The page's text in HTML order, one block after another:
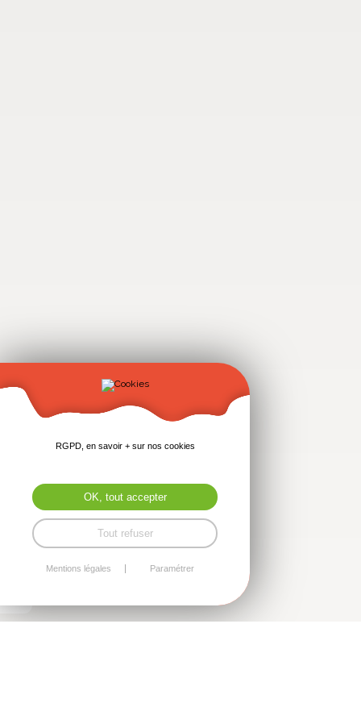
RGPD, en savoir + sur nos cookies
OK, tout accepter
Tout refuser
Mentions légales Paramétrer